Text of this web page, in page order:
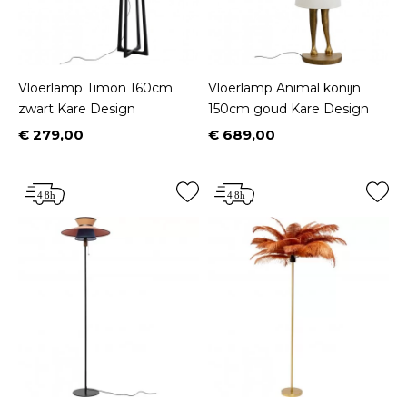
Vloerlamp Timon 160cm
zwart Kare Design
Prijs
€ 279,00
Vloerlamp Animal konijn
150cm goud Kare Design
Prijs
€ 689,00